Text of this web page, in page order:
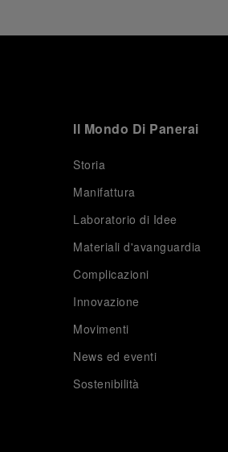
Il Mondo Di Panerai
Storia
Manifattura
Laboratorio di Idee
Materiali d'avanguardia
Complicazioni
Innovazione
Movimenti
News ed eventi
Sostenibilità